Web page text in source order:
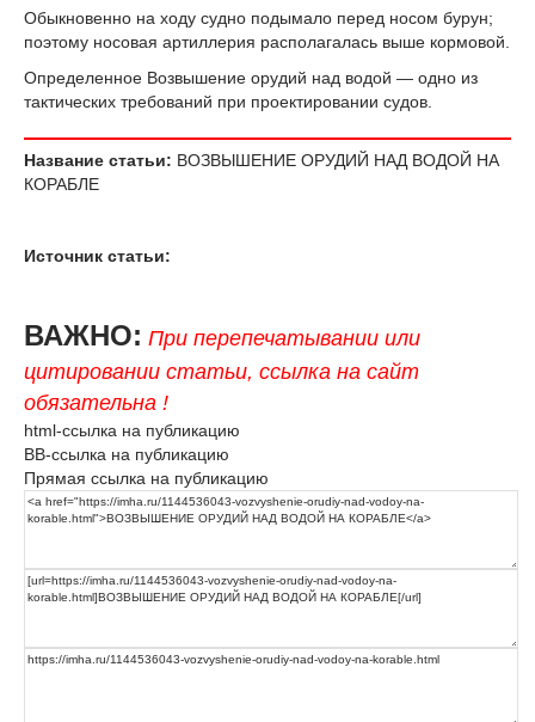
Обыкновенно на ходу судно подымало перед носом бурун;
поэтому носовая артиллерия располагалась выше кормовой.
Определенное Возвышение орудий над водой — одно из
тактических требований при проектировании судов.
Название статьи: ВОЗВЫШЕНИЕ ОРУДИЙ НАД ВОДОЙ НА
КОРАБЛЕ
Источник статьи:
ВАЖНО: При перепечатывании или
цитировании статьи, ссылка на сайт
обязательна !
html-ссылка на публикацию
BB-ссылка на публикацию
Прямая ссылка на публикацию